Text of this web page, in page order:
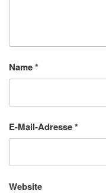
Name*
E-Mail-Adresse*
Website